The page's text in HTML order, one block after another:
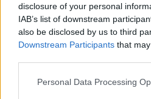
disclosure of your personal
IAB’s list of downstream
also be disclosed by us to third
Downstream Participants that
Personal Data Processing
ΕΛΛΑΔΑ
Νέο κύμα θυελλωδών ανέμων
θέτει σε επιφυλακή την
Προστασία
Βόρειοι - βορειοανατολικοί
έως 8 μποφόρ και ριπές που